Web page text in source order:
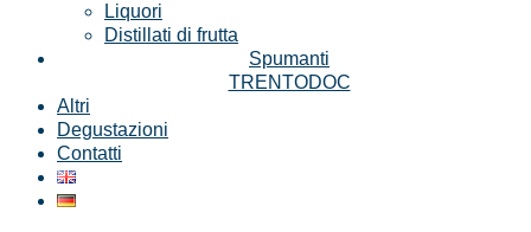
Liquori
Distillati di frutta
Spumanti
TRENTODOC
Altri
Degustazioni
Contatti